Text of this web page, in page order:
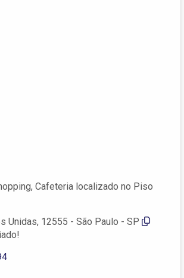
Cafeteria localizado no Piso
Unidas, 12555 - São Paulo - SP